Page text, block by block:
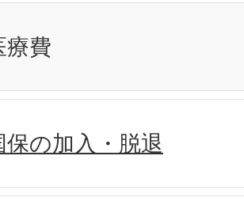
療費
保の加入・脱退